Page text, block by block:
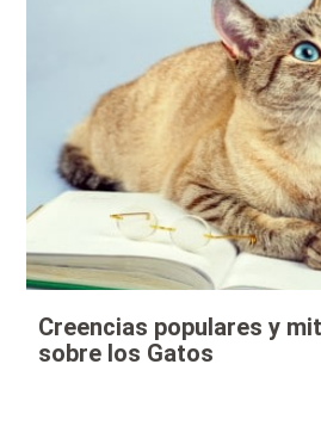
Creencias populares y
sobre los Gatos